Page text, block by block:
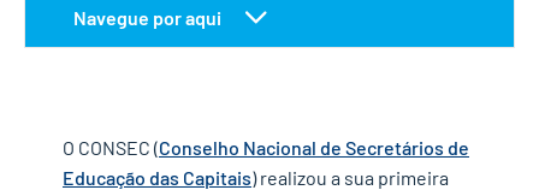
Navegue por aqui
próximos passos e discussões
O CONSEC (Conselho Nacional de Secretários de
Educação das Capitais) realizou a sua primeira